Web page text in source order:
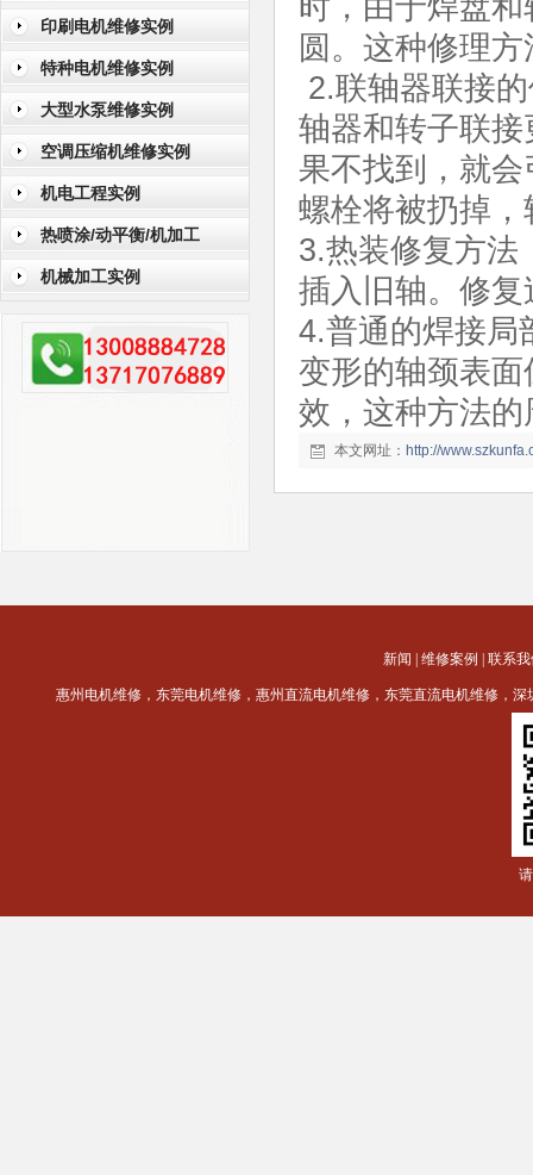
印刷电机维修实例
特种电机维修实例
大型水泵维修实例
空调压缩机维修实例
机电工程实例
热喷涂/动平衡/机加工
机械加工实例
时，由于焊盘
圆。这种修理
2.联轴器联接
轴器和转子联
果不找到，就
螺栓将被扔掉
3.热装修复方法
插入旧轴。修
4.普通的焊接局
变形的轴颈表
效，这种方法
本文网址： http://
新闻 维修案例 联系
惠州电机维修，东莞电机维修，惠州直流电机维修，东莞直流电机维修，